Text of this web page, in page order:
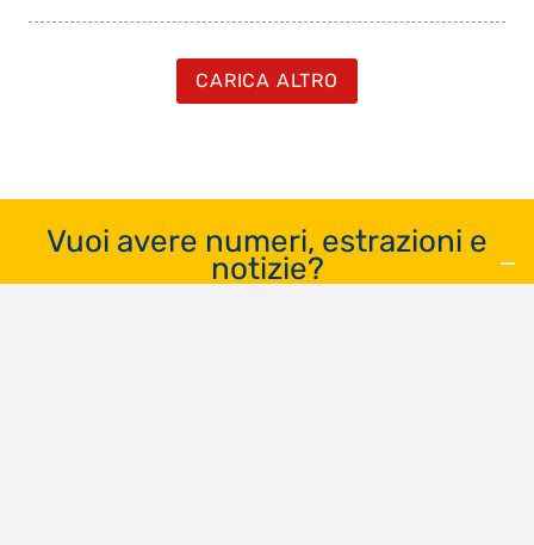
CARICA ALTRO
Vuoi avere numeri, estrazioni e
notizie?